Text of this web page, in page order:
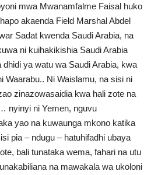
mwa Mwanamfalme Faisal huko
akaenda Field Marshal Abdel
Sadat kwenda Saudi Arabia, na
ni kuihakikishia Saudi Arabia
ya watu wa Saudi Arabia, kwa
Waarabu.. Ni Waislamu, na sisi ni
zinazowasaidia kwa hali zote na
nyinyi ni Yemen, nguvu
yao na kuwaunga mkono katika
pia – ndugu – hatuhifadhi ubaya
bali tunataka wema, fahari na utu
na mawakala wa ukoloni